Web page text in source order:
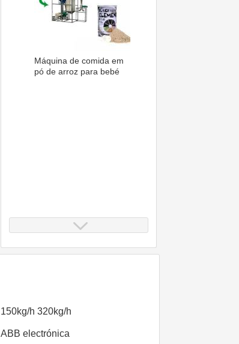
Máquina de comida em
pó de arroz para bebé
150kg/h 320kg/h
ABB electrónica